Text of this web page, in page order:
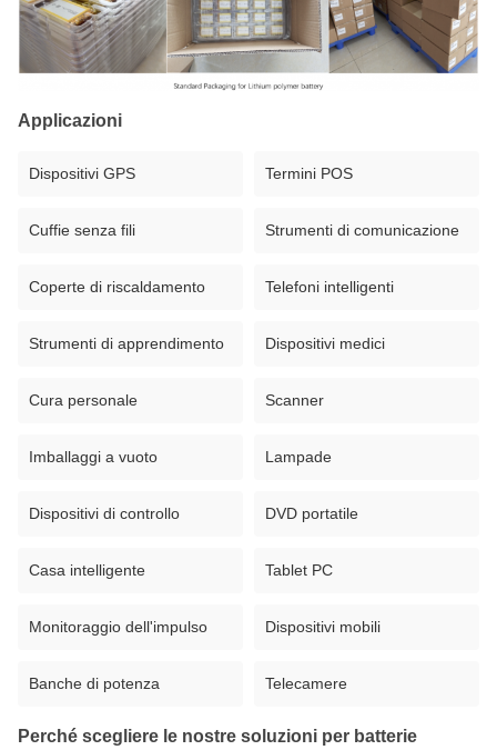
Applicazioni
Dispositivi GPS Termini POS
Cuffie senza fili Strumenti di comunicazione
Coperte di riscaldamento Telefoni intelligenti
Strumenti di apprendimento Dispositivi medici
Cura personale Scanner
Imballaggi a vuoto Lampade
Dispositivi di controllo DVD portatile
Casa intelligente Tablet PC
Monitoraggio dell'impulso Dispositivi mobili
Banche di potenza Telecamere
Perché scegliere le nostre soluzioni per batterie